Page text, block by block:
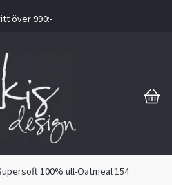
över 990:-
100% ull-Oatmeal 154